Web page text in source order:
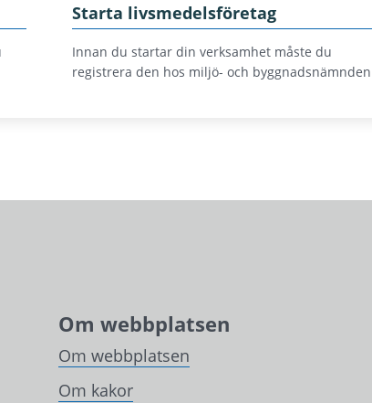
Starta livsmedelsföretag
Innan du startar din verksamhet måste du
registrera den hos miljö- och
Om webbplatsen
Om webbplatsen
Om kakor